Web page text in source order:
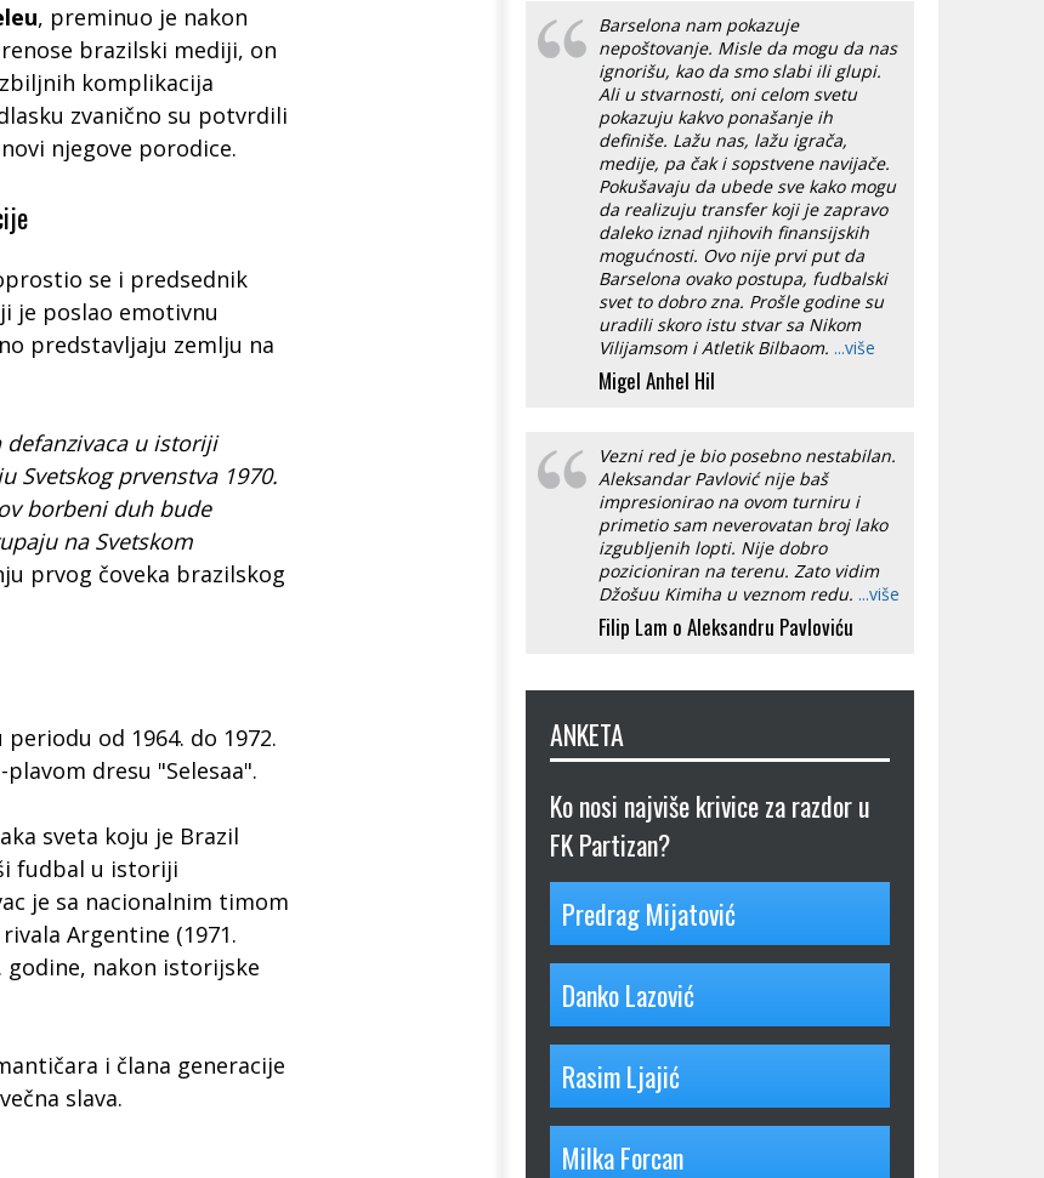
, preminuo je nakon
brazilski mediji, on
komplikacija
zvanično su potvrdili
njegove porodice.
se i predsednik
je poslao emotivnu
predstavljaju zemlju na
u istoriji
Svetskog prvenstva 1970.
borbeni duh bude
na Svetskom
prvog čoveka brazilskog
od 1964. do 1972.
dresu "Selesaа".
sveta koju je Brazil
fudbal u istoriji
je sa nacionalnim timom
Argentine (1971.
godine, nakon istorijske
i člana generacije
slava.
Barselona nam pokazuje
nepoštovanje. Misle da mogu da nas
ignorišu, kao da smo slabi ili glupi.
Ali u stvarnosti, oni celom svetu
pokazuju kakvo ponašanje ih
definiše. Lažu nas, lažu igrača,
medije, pa čak i sopstvene navijače.
Pokušavaju da ubede sve kako mogu
da realizuju transfer koji je zapravo
daleko iznad njihovih finansijskih
mogućnosti. Ovo nije prvi put da
Barselona ovako postupa, fudbalski
svet to dobro zna. Prošle godine su
uradili skoro istu stvar sa Nikom
Vilijamsom i Atletik Bilbaom. ...više
Migel Anhel Hil
Vezni red je bio posebno nestabilan.
Aleksandar Pavlović nije baš
impresionirao na ovom turniru i
primetio sam neverovatan broj lako
izgubljenih lopti. Nije dobro
pozicioniran na terenu. Zato vidim
Džošuu Kimiha u veznom redu. ...više
Filip Lam o Aleksandru Pavloviću
ANKETA
Ko nosi najviše krivice za razdor u
FK Partizan?
Predrag Mijatović
Danko Lazović
Rasim Ljajić
Milka Forcan